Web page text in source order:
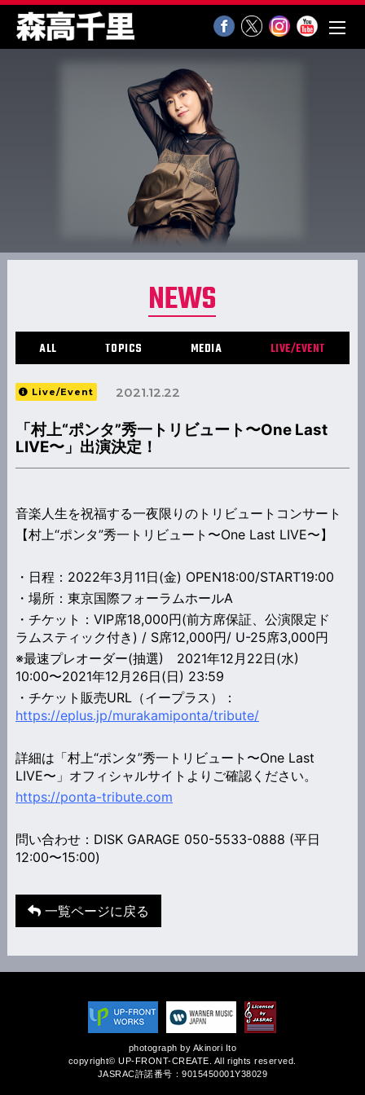
NEWS
ALL TOPICS MEDIA LIVE/EVENT
Live/Event 2021.12.22
「村上“ポンタ”秀一トリビュート〜One Last
LIVE〜」出演決定！
音楽人生を祝福する一夜限りのトリビュートコンサート
【村上“ポンタ”秀一トリビュート〜One Last LIVE〜】
・日程：2022年3月11日(金) OPEN18:00/START19:00
・場所：東京国際フォーラムホールA
・チケット：VIP席18,000円(前方席保証、公演限定ド
ラムスティック付き) / S席12,000円/ U-25席3,000円
※最速プレオーダー(抽選) 2021年12月22日(水)
10:00〜2021年12月26日(日) 23:59
・チケット販売URL（イープラス）：
https://eplus.jp/murakamiponta/tribute/
詳細は「村上“ポンタ”秀⼀トリビュート〜One Last
LIVE〜」オフィシャルサイトよりご確認ください。
https://ponta-tribute.com
問い合わせ：DISK GARAGE 050-5533-0888 (平日
12:00〜15:00)
一覧ページに戻る
photograph by Akinori Ito
copyright© UP-FRONT-CREATE. All rights reserved.
JASRAC許諾番号：9015450001Y38029